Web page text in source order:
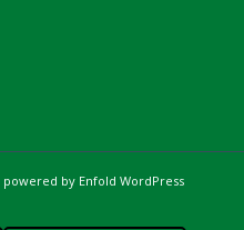
powered by Enfold WordPress